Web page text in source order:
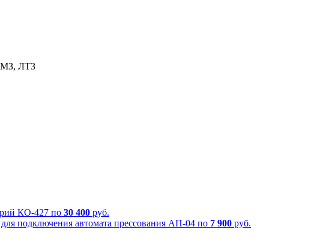
ЛТЗ
КО-427 по 30 400 руб.
подключения автомата прессования АП-04 по 7 900 руб.